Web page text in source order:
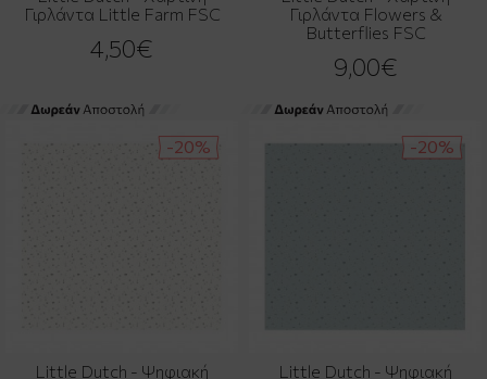
Γιρλάντα Little Farm FSC
4,50€
Γιρλάντα Flowers &
Butterflies FSC
9,00€
-20%
Little Dutch - Ψηφιακή
-20%
Little Dutch - Ψηφιακή